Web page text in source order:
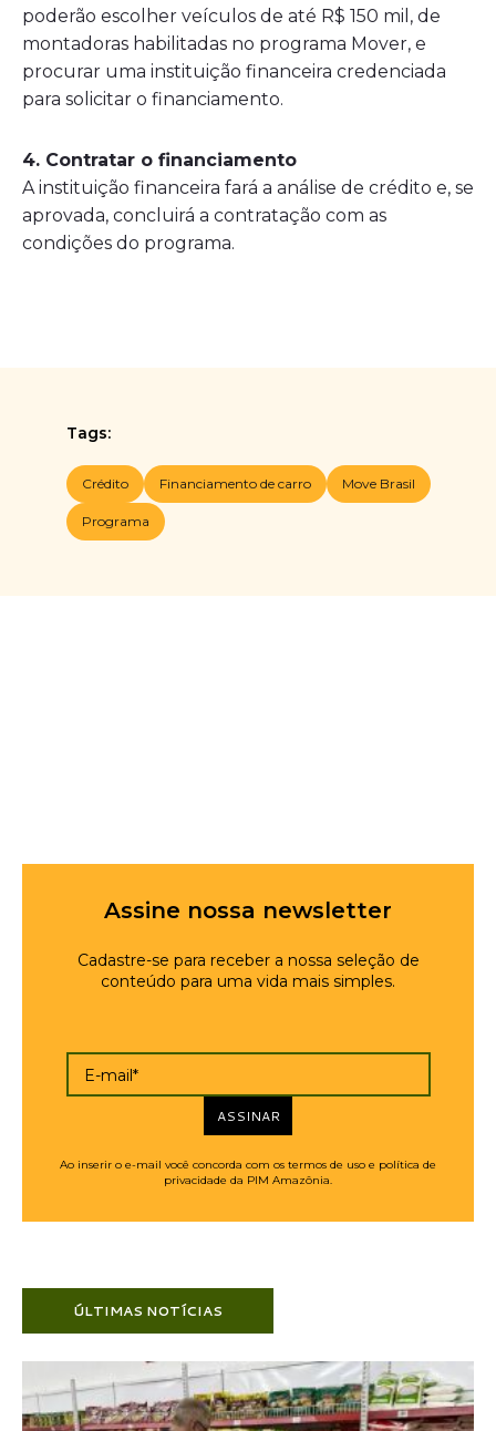
poderão escolher veículos de até R$ 150 mil, de
montadoras habilitadas no programa Mover, e
procurar uma instituição financeira credenciada
para solicitar o financiamento.
4. Contratar o financiamento
A instituição financeira fará a análise de crédito e, se
aprovada, concluirá a contratação com as
condições do programa.
Tags:
Crédito Financiamento de carro Move Brasil
Programa
Assine nossa newsletter
Cadastre-se para receber a nossa seleção de
conteúdo para uma vida mais simples.
E-mail*
ASSINAR
Ao inserir o e-mail você concorda com os termos de uso e política de
privacidade da PIM Amazônia.
ÚLTIMAS NOTÍCIAS